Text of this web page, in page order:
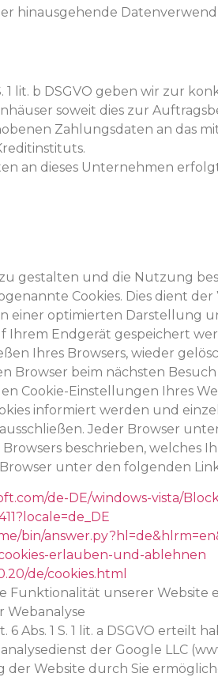
hinausgehende
1 lit. b DSGVO geben wir zur
soweit dies zur
Zahlungsdaten an das
an dieses Unternehmen
gestalten und die Nutzung
Cookies. Dies dient
optimierten Darstellung
Ihrem Endgerät gespeichert
Ihres Browsers, wieder
Browser beim nächsten
Cookie-Einstellungen Ihres
informiert werden und
Jeder Browser
beschrieben, welches
unter den folgenden
de-DE/windows-vista/
bin/
erlauben-und-ablehnen
de/cookies.html
Funktionalität unserer Website
Webanalyse
Abs. 1 S. 1 lit. a DSGVO erteilt
der Google LLC
Website durch Sie